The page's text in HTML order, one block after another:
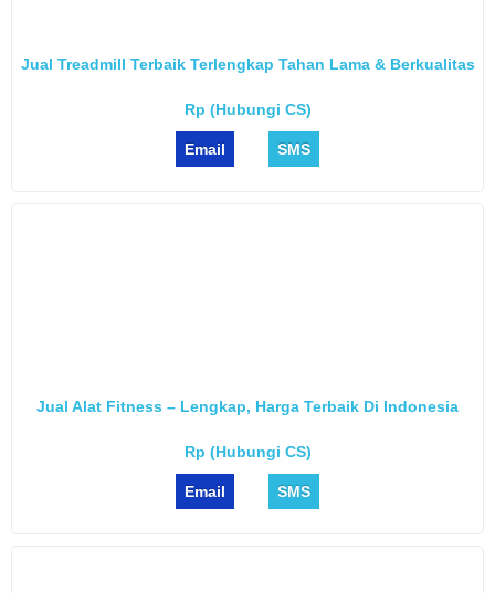
Jual Treadmill Terbaik Terlengkap Tahan Lama & Berkualitas
Rp (Hubungi CS)
Email SMS
Jual Alat Fitness – Lengkap, Harga Terbaik Di Indonesia
Rp (Hubungi CS)
Email SMS